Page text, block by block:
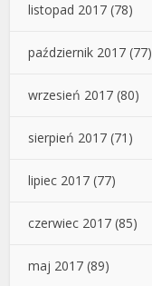
listopad 2017 (78)
październik 2017 (77)
wrzesień 2017 (80)
sierpień 2017 (71)
lipiec 2017 (77)
czerwiec 2017 (85)
maj 2017 (89)